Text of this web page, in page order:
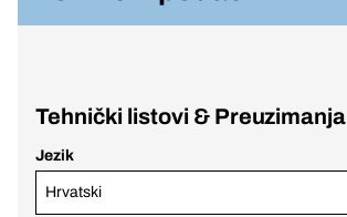
Tehnički listovi & Preuzimanja
Jezik
Hrvatski